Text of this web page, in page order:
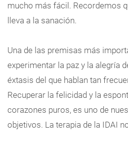
mucho más fácil. Recordemos
lleva a la sanación.
Una de las premisas más
experimentar la paz y la alegría
éxtasis del que hablan tan
Recuperar la felicidad y la
corazones puros, es uno de
objetivos. La terapia de la IDAI